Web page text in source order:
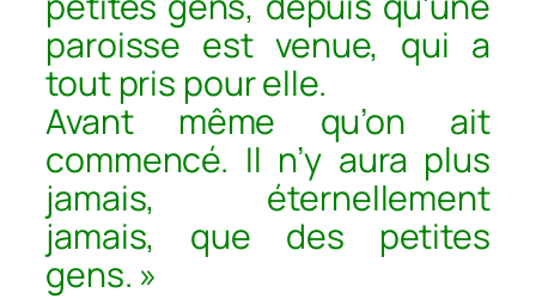
paroisse est venue, qui a
tout pris pour elle.
Avant même qu’on ait
commencé. Il n’y aura plus
jamais, éternellement
jamais, que des petites
gens. »